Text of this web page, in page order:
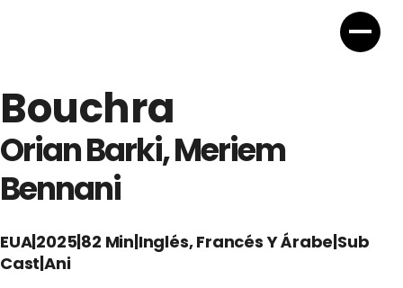
Bouchra
Orian Barki, Meriem
Bennani
EUA|2025|82 Min|Inglés, Francés Y Árabe|Sub
Cast|Ani